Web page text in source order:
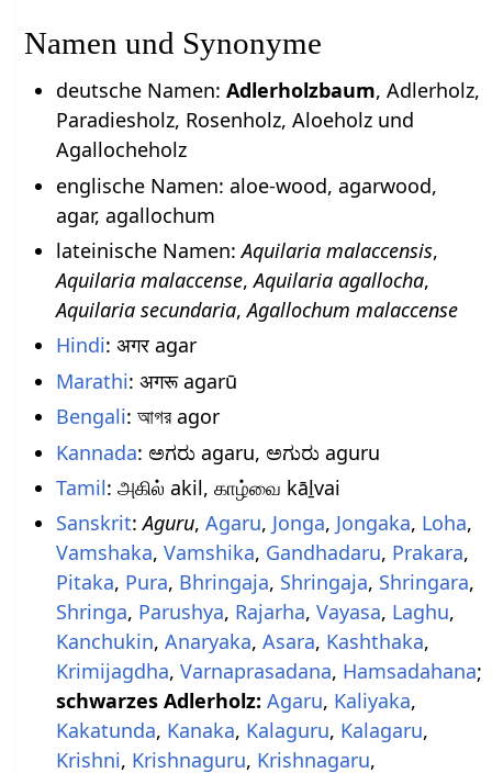
Namen und Synonyme
deutsche Namen: Adlerholzbaum, Adlerholz,
Paradiesholz, Rosenholz, Aloeholz und
Agallocheholz
englische Namen: aloe-wood, agarwood,
agar, agallochum
lateinische Namen:Aquilaria malaccensis,
Aquilaria malaccense,Aquilaria agallocha,
Aquilaria secundaria,Agallochum malaccense
Hindi: अगर agar
Marathi: अगरू agarū
Bengali: আগর agor
Kannada: ಅಗರು agaru, ಅಗುರು aguru
Tamil: அகில் akil, காழ்வை kāḻvai
Sanskrit:Aguru, Agaru, Jonga, Jongaka, Loha,
Vamshaka, Vamshika, Gandhadaru, Prakara,
Pitaka, Pura, Bhringaja, Shringaja, Shringara,
Shringa, Parushya, Rajarha, Vayasa, Laghu,
Kanchukin, Anaryaka, Asara, Kashthaka,
Krimijagdha, Varnaprasadana, Hamsadahana;
schwarzes Adlerholz: Agaru, Kaliyaka,
Kakatunda, Kanaka, Kalaguru, Kalagaru,
Krishni, Krishnaguru, Krishnagaru,